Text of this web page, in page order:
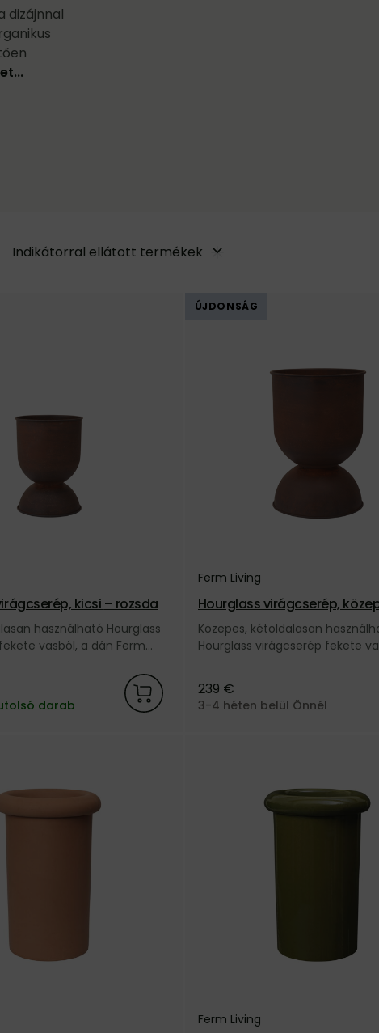
dizájnnal
Indikátorral ellátott termékek
Hourglass virágcserép, kicsi – rozsda
használható Hourglass
vasból, a dán Ferm
darab
ÚJDONSÁG
Ferm Living
Hourglass virágcserép,
da
Közepes, kétoldalasan
Hourglass virágcserép fekete
239 €
3-4 héten belül Önnél
Ferm Living